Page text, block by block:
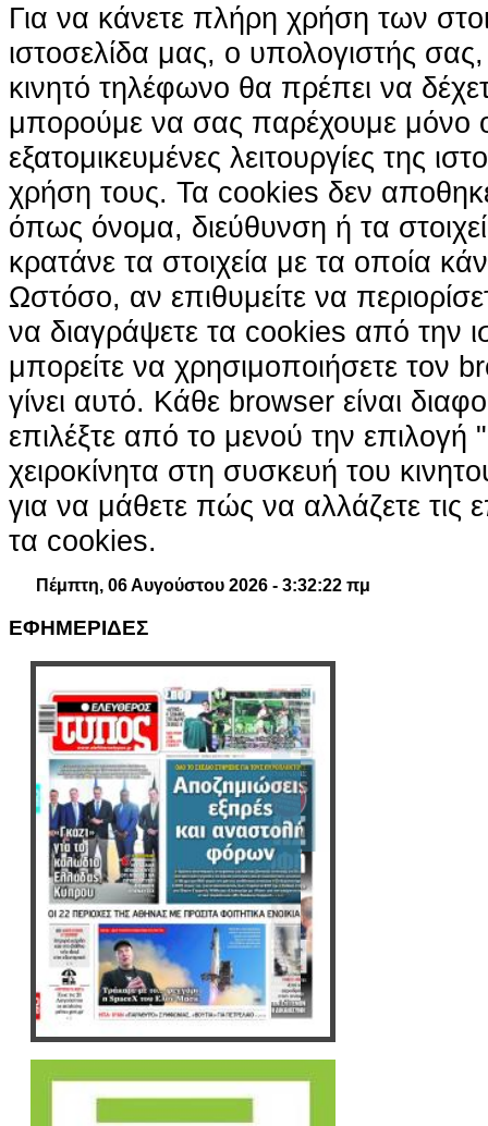
Για να κάνετε πλήρη χρήση των
ιστοσελίδα μας, ο υπολογιστής
κινητό τηλέφωνο θα πρέπει να
μπορούμε να σας παρέχουμε μόνο
εξατομικευμένες λειτουργίες της
χρήση τους. Τα cookies δεν
όπως όνομα, διεύθυνση ή τα
κρατάνε τα στοιχεία με τα οποία
Ωστόσο, αν επιθυμείτε να
να διαγράψετε τα cookies από την
μπορείτε να χρησιμοποιήσετε τον
γίνει αυτό. Κάθε browser είναι
επιλέξτε από το μενού την επιλογή
χειροκίνητα στη συσκευή του
για να μάθετε πώς να αλλάζετε τις
τα cookies.
Πέμπτη, 06 Αυγούστου 2026 - 3:32:23 πμ
ΕΦΗΜΕΡΙΔΕΣ